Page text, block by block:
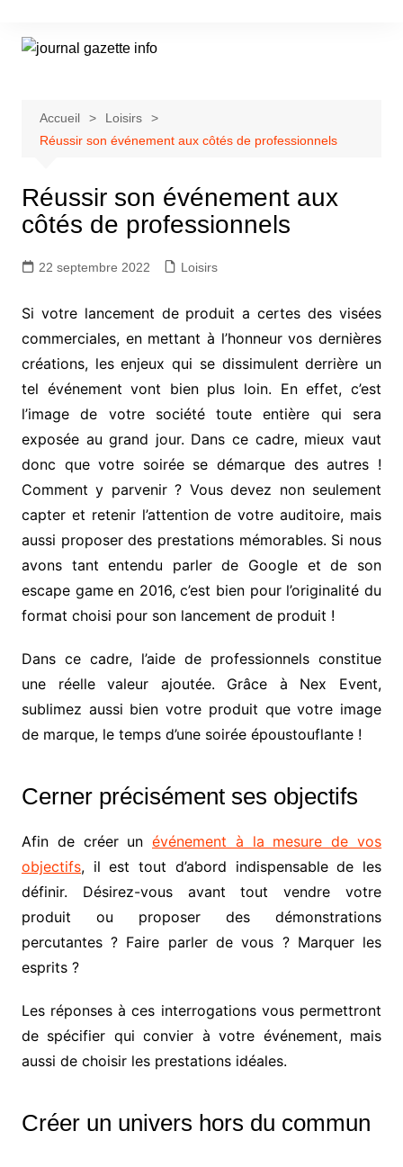
contenu
Accueil
Loisirs
Réussir son événement aux côtés de professionnels
Réussir son événement aux
côtés de professionnels
22 septembre 2022 Loisirs
Si votre lancement de produit a certes des visées
commerciales, en mettant à l’honneur vos dernières
créations, les enjeux qui se dissimulent derrière un
tel événement vont bien plus loin. En effet, c’est
l’image de votre société toute entière qui sera
exposée au grand jour. Dans ce cadre, mieux vaut
donc que votre soirée se démarque des autres !
Comment y parvenir ? Vous devez non seulement
capter et retenir l’attention de votre auditoire, mais
aussi proposer des prestations mémorables. Si nous
avons tant entendu parler de Google et de son
escape game en 2016, c’est bien pour l’originalité du
format choisi pour son lancement de produit !
Dans ce cadre, l’aide de professionnels constitue
une réelle valeur ajoutée. Grâce à Nex Event,
sublimez aussi bien votre produit que votre image
de marque, le temps d’une soirée époustouflante !
Cerner précisément ses objectifs
Afin de créer unévénement à la mesure de vos
objectifs, il est tout d’abord indispensable de les
définir. Désirez-vous avant tout vendre votre
produit ou proposer des démonstrations
percutantes ? Faire parler de vous ? Marquer les
esprits ?
Les réponses à ces interrogations vous permettront
de spécifier qui convier à votre événement, mais
aussi de choisir les prestations idéales.
Créer un univers hors du commun